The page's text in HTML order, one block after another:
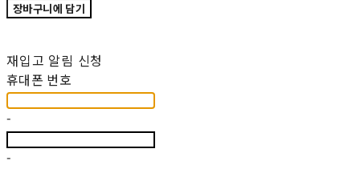
장바구니에 담기
재입고 알림 신청
휴대폰 번호
-
-